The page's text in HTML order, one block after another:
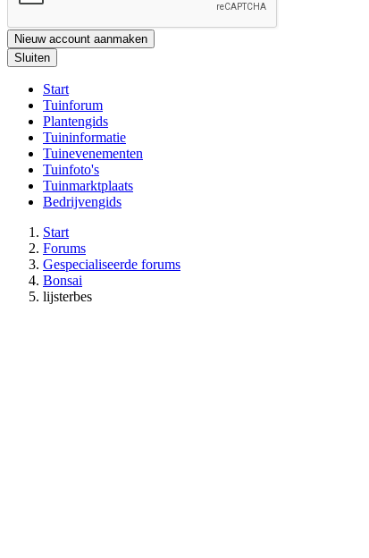
Nieuw account aanmaken
Sluiten
Start
Tuinforum
Plantengids
Tuininformatie
Tuinevenementen
Tuinfoto's
Tuinmarktplaats
Bedrijvengids
Start
Forums
Gespecialiseerde forums
Bonsai
lijsterbes